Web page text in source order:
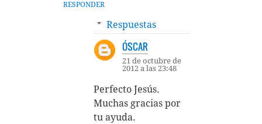
RESPONDER
Respuestas
ÓSCAR
21 de octubre de
2012 a las 23:48
Perfecto Jesús.
Muchas gracias por
tu ayuda.